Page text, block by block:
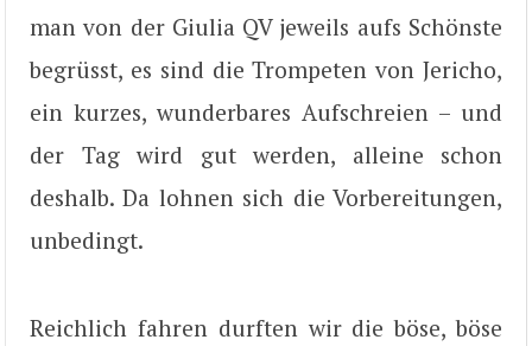
man von der Giulia QV jeweils aufs Schönste
begrüsst, es sind die Trompeten von Jericho,
ein kurzes, wunderbares Aufschreien – und
der Tag wird gut werden, alleine schon
deshalb. Da lohnen sich die Vorbereitungen,
unbedingt.
Reichlich fahren durften wir die böse, böse